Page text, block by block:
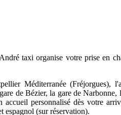
taxi organise votre prise en
Méditerranée (Fréjorgues),
de Bézier, la gare de Narbonne,
personnalisé dès votre
espagnol (sur réservation).